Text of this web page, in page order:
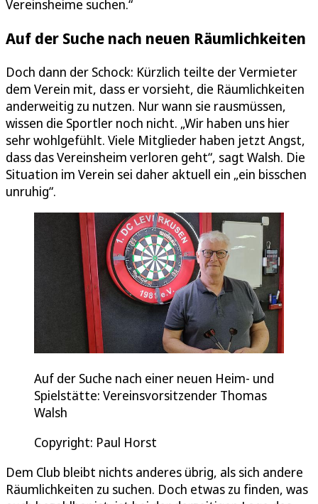
Vereinsheime suchen.“
Auf der Suche nach neuen Räumlichkeiten
Doch dann der Schock: Kürzlich teilte der Vermieter
dem Verein mit, dass er vorsieht, die Räumlichkeiten
anderweitig zu nutzen. Nur wann sie rausmüssen,
wissen die Sportler noch nicht. „Wir haben uns hier
sehr wohlgefühlt. Viele Mitglieder haben jetzt Angst,
dass das Vereinsheim verloren geht“, sagt Walsh. Die
Situation im Verein sei daher aktuell ein „ein bisschen
unruhig“.
Auf der Suche nach einer neuen Heim- und
Spielstätte: Vereinsvorsitzender Thomas
Walsh
Copyright: Paul Horst
Dem Club bleibt nichts anderes übrig, als sich andere
Räumlichkeiten zu suchen. Doch etwas zu finden, was